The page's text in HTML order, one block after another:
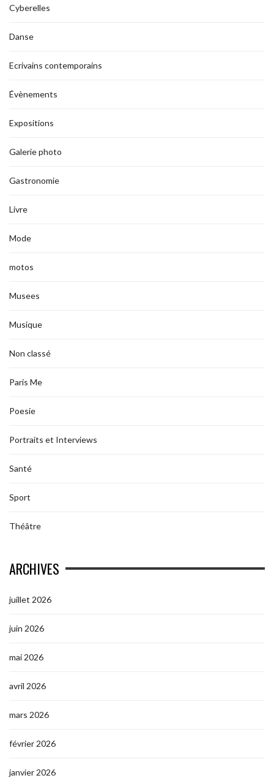
Cyberelles
Danse
Ecrivains contemporains
Évènements
Expositions
Galerie photo
Gastronomie
Livre
Mode
motos
Musees
Musique
Non classé
Paris Me
Poesie
Portraits et Interviews
Santé
Sport
Théâtre
ARCHIVES
juillet 2026
juin 2026
mai 2026
avril 2026
mars 2026
février 2026
janvier 2026